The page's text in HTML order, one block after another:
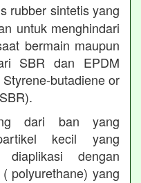
rubber sintetis yang
untuk menghindari
bermain maupun
SBR dan EPDM
butadiene or
dari ban yang
kecil yang
dengan
polyurethane) yang